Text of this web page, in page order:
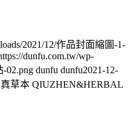
2021/12/作品封面縮圖-1-
dunfu.com.tw/wp-
-02.png dunfu dunfu2021-12-
草本 QIUZHEN&HERBAL